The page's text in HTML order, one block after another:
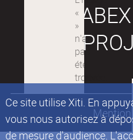
Ce site utilise Xiti. En
vous nous autorisez à
de mesure d'audience.
LES